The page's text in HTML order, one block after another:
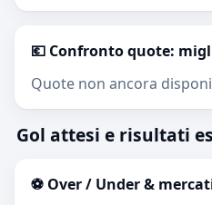
💶 Confronto quote:
Quote non ancora
Gol attesi e risultati
⚽ Over / Under &